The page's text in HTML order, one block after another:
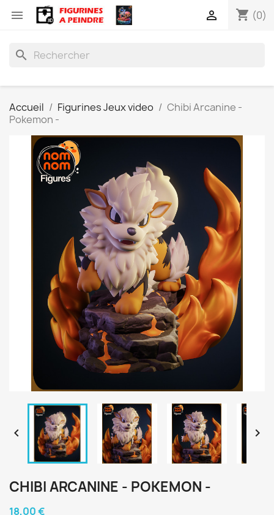
 shopping_cart (0)

search
Accueil Figurines Jeux video
Chibi Arcanine -
Pokemon -
 
CHIBI ARCANINE - POKEMON -
18,00 €